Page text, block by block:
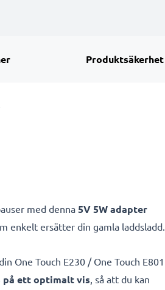
Produktsäkerhet
med denna5V 5W adapter
enkelt ersätter din gamla laddsladd.
One Touch E230 / One Touch E801
ett optimalt vis, så att du kan